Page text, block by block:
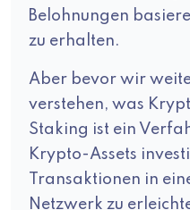
Belohnungen
zu erhalten.
Aber bevor wir
verstehen, was
Staking ist ein
Krypto-Assets
Transaktionen in
Netzwerk zu